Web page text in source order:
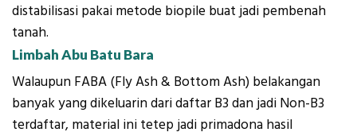
distabilisasi pakai metode biopile buat jadi pembenah
tanah.
Limbah Abu Batu Bara
Walaupun FABA (Fly Ash & Bottom Ash) belakangan
banyak yang dikeluarin dari daftar B3 dan jadi Non-B3
terdaftar, material ini tetep jadi primadona hasil